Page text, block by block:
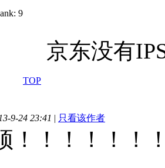
京东没有
TOP
9-24 23:41 | 只看该作者
！！！！！！